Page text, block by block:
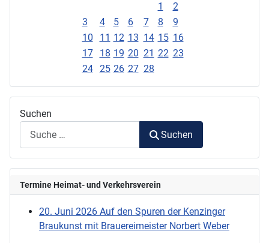
1
2
3
4 5 6 7 8
9
10
11 12 13 14 15 16
17
18 19 20 21 22 23
24
25 26 27 28
Suchen
Suchen
Termine Heimat- und Verkehrsverein
20. Juni 2026 Auf den Spuren der Kenzinger
Braukunst mit Brauereimeister Norbert Weber